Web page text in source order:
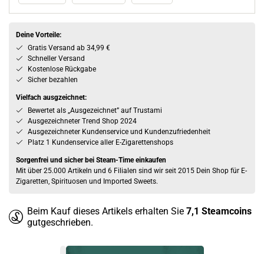
Deine Vorteile:
Gratis Versand ab 34,99 €
Schneller Versand
Kostenlose Rückgabe
Sicher bezahlen
Vielfach ausgzeichnet:
Bewertet als „Ausgezeichnet” auf Trustami
Ausgezeichneter Trend Shop 2024
Ausgezeichneter Kundenservice und Kundenzufriedenheit
Platz 1 Kundenservice aller E-Zigarettenshops
Sorgenfrei und sicher bei Steam-Time einkaufen
Mit über 25.000 Artikeln und 6 Filialen sind wir seit 2015 Dein Shop für E-
Zigaretten, Spirituosen und Imported Sweets.
Beim Kauf dieses Artikels erhalten Sie 7,1 Steamcoins
gutgeschrieben.